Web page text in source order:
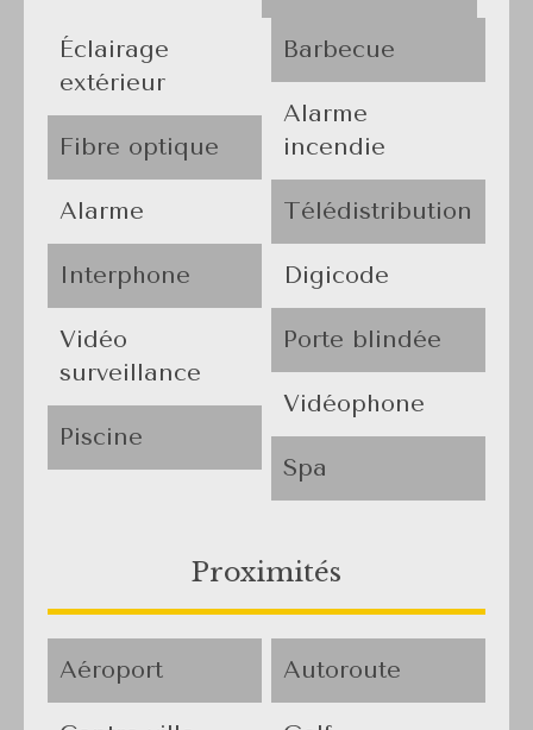
Barbecue
Éclairage
extérieur
Alarme
incendie
Fibre optique
Télédistribution
Alarme
Digicode
Interphone
Porte blindée
Vidéo
surveillance
Vidéophone
Piscine
Spa
Proximités
Aéroport Autoroute